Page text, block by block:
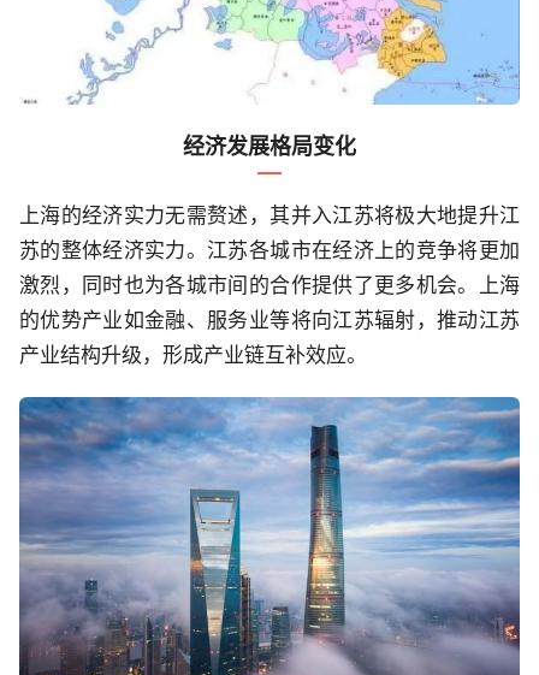
经济发展格局变化
上海的经济实力无需赘述，其并入江苏将极大地提升江
苏的整体经济实力。江苏各城市在经济上的竞争将更加
激烈，同时也为各城市间的合作提供了更多机会。上海
的优势产业如金融、服务业等将向江苏辐射，推动江苏
产业结构升级，形成产业链互补效应。